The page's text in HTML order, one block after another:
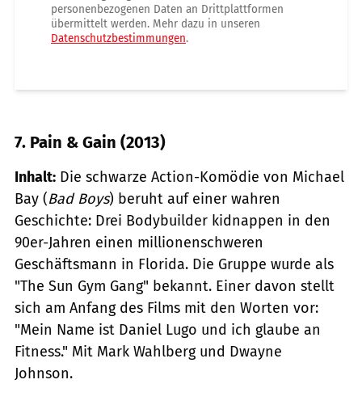
personenbezogenen Daten an Drittplattformen
übermittelt werden. Mehr dazu in unseren
Datenschutzbestimmungen.
7. Pain & Gain (2013)
Inhalt: Die schwarze Action-Komödie von Michael
Bay (Bad Boys) beruht auf einer wahren
Geschichte: Drei Bodybuilder kidnappen in den
90er-Jahren einen millionenschweren
Geschäftsmann in Florida. Die Gruppe wurde als
"The Sun Gym Gang" bekannt. Einer davon stellt
sich am Anfang des Films mit den Worten vor:
"Mein Name ist Daniel Lugo und ich glaube an
Fitness." Mit Mark Wahlberg und Dwayne
Johnson.